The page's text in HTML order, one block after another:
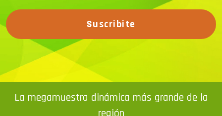
Suscribite
La megamuestra dinámica más grande de la
región